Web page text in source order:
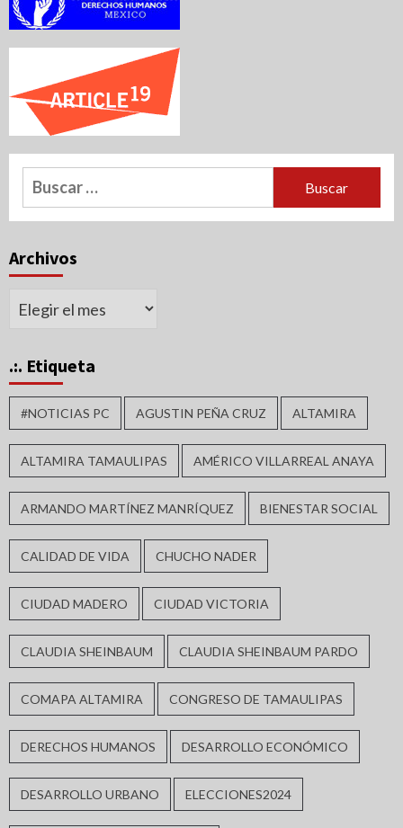
Buscar:
Archivos
Archivos
.:. Etiqueta
#NOTICIAS PC AGUSTIN PEÑA CRUZ ALTAMIRA
ALTAMIRA TAMAULIPAS AMÉRICO VILLARREAL ANAYA
ARMANDO MARTÍNEZ MANRÍQUEZ BIENESTAR SOCIAL
CALIDAD DE VIDA CHUCHO NADER
CIUDAD MADERO CIUDAD VICTORIA
CLAUDIA SHEINBAUM CLAUDIA SHEINBAUM PARDO
COMAPA ALTAMIRA CONGRESO DE TAMAULIPAS
DERECHOS HUMANOS DESARROLLO ECONÓMICO
DESARROLLO URBANO ELECCIONES2024